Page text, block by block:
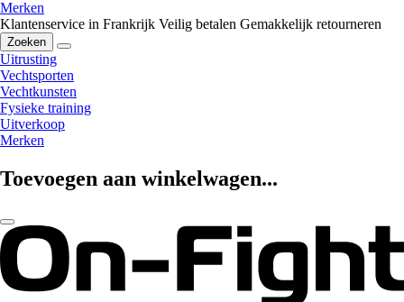
Merken
Klantenservice in Frankrijk Veilig betalen Gemakkelijk retourneren
Zoeken
Uitrusting
Vechtsporten
Vechtkunsten
Fysieke training
Uitverkoop
Merken
Toevoegen aan winkelwagen...